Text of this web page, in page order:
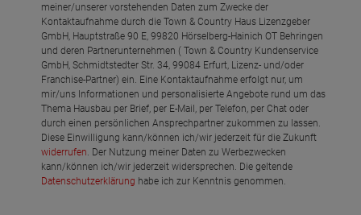
meiner/unserer vorstehenden Daten zum Zwecke der
Kontaktaufnahme durch die Town & Country Haus Lizenzgeber
GmbH, Hauptstraße 90 E, 99820 Hörselberg-Hainich OT Behringen
und deren Partnerunternehmen ( Town & Country Kundenservice
GmbH, Schmidtstedter Str. 34, 99084 Erfurt, Lizenz- und/oder
Franchise-Partner) ein. Eine Kontaktaufnahme erfolgt nur, um
mir/uns Informationen und personalisierte Angebote rund um das
Thema Hausbau per Brief, per E-Mail, per Telefon, per Chat oder
durch einen persönlichen Ansprechpartner zukommen zu lassen.
Diese Einwilligung kann/können ich/wir jederzeit für die Zukunft
widerrufen. Der Nutzung meiner Daten zu Werbezwecken
kann/können ich/wir jederzeit widersprechen. Die geltende
Datenschutzerklärung habe ich zur Kenntnis genommen.